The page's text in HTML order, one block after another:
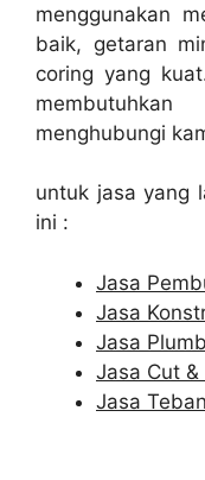
menggunakan
baik, getaran
coring yang
menghubungi
untuk jasa yang
ini :
Jasa
Jasa
Jasa
Jasa Cut &
Jasa